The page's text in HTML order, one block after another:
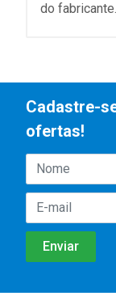
do fabricante.
Cadastre-
ofertas!